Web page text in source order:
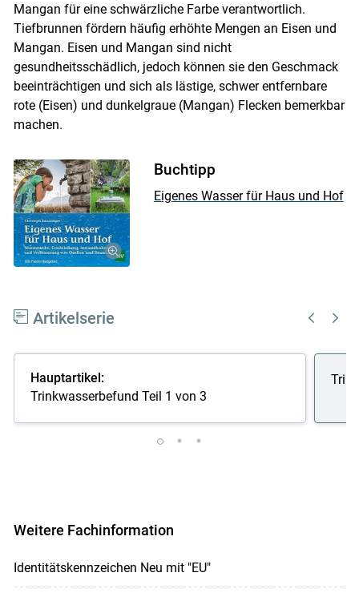
Mangan für eine schwärzliche Farbe verantwortlich.
Tiefbrunnen fördern häufig erhöhte Mengen an Eisen und
Mangan. Eisen und Mangan sind nicht
gesundheitsschädlich, jedoch können sie den Geschmack
beeinträchtigen und sich als lästige, schwer entfernbare
rote (Eisen) und dunkelgraue (Mangan) Flecken bemerkbar
machen.
Buchtipp
Eigenes Wasser für Haus und Hof
Artikelserie
Hauptartikel:
Trinkwasserbefund Teil 1 von 3
Weitere Fachinformation
Identitätskennzeichen Neu mit "EU"